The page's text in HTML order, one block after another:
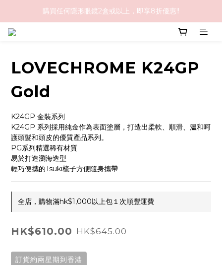
購物滿HK$1,000免順豐運費
購買任何隱形眼鏡2盒或以上，即享8折優惠!!
LOVECHROME K24GP
Gold
K24GP 金裝系列
K24GP 系列採用純金作為表面塗層，打造出柔軟、順滑、溫和呵
護頭髮和頭皮的優質產品系列。
PG系列精選稀有材質
易於打造瀏海造型
輕巧便攜的Tsuki梳子方便隨身攜帶
全店，購物滿hk$1,000以上包１次順豐運費
HK$610.00 HK$645.00
訂貨約兩星期到香港